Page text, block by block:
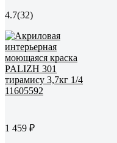
4.7(32)
1 459 ₽